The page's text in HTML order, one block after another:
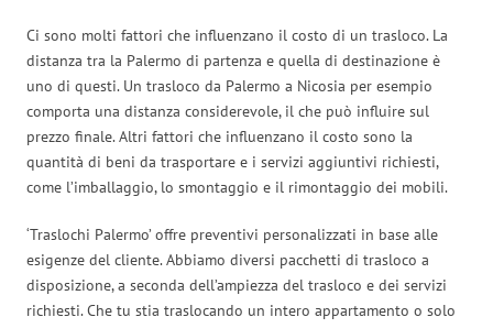
Ci sono molti fattori che influenzano il costo di un trasloco. La
distanza tra la Palermo di partenza e quella di destinazione è
uno di questi. Un trasloco da Palermo a Nicosia per esempio
comporta una distanza considerevole, il che può influire sul
prezzo finale. Altri fattori che influenzano il costo sono la
quantità di beni da trasportare e i servizi aggiuntivi richiesti,
come l’imballaggio, lo smontaggio e il rimontaggio dei mobili.
‘Traslochi Palermo’ offre preventivi personalizzati in base alle
esigenze del cliente. Abbiamo diversi pacchetti di trasloco a
disposizione, a seconda dell’ampiezza del trasloco e dei servizi
richiesti. Che tu stia traslocando un intero appartamento o solo